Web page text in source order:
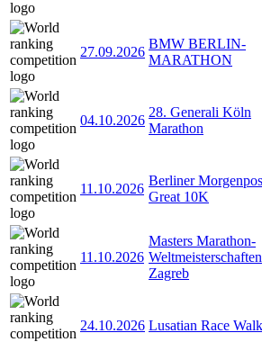
27.09.2026
BMW BERLIN-
MARATHON
04.10.2026
28. Generali Köln
Marathon
11.10.2026
Berliner
Great 10K
11.10.2026
Masters Marathon-
Weltmeisterschaften
Zagreb
24.10.2026 Lusatian Race